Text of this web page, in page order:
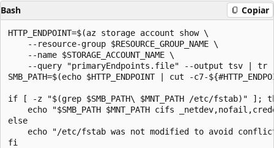
Bash Copiar
HTTP_ENDPOINT=$(az storage account show \
    --resource-group $RESOURCE_GROUP_NAME \
    --name $STORAGE_ACCOUNT_NAME \
--query "primaryEndpoints.file" --output tsv | tr
SMB_PATH=$(echo $HTTP_ENDPOINT | cut -c7-
if [ -z "$(grep $SMB_PATH\ $MNT_PATH /etc/fstab)" ];
echo "$SMB_PATH $MNT_PATH cifs
else
echo "/etc/fstab was not modified to avoid
fi